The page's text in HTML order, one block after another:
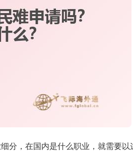
分，在国内是什么职业，就需要